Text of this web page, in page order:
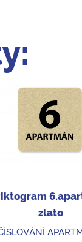
zlato